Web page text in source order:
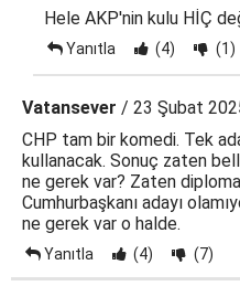
Hele AKP'nin kulu HİÇ
Yanıtla (4) (1)
Vatansever / 23 Şubat
CHP tam bir komedi. Tek
kullanacak. Sonuç zaten
ne gerek var? Zaten
Cumhurbaşkanı adayı
ne gerek var o halde.
Yanıtla (4) (7)